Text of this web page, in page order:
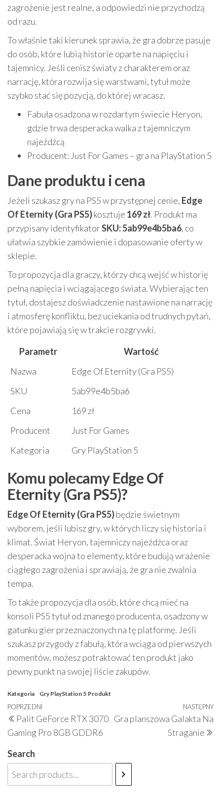
zagrożenie jest realne, a odpowiedzi nie przychodzą
od razu.
To właśnie taki kierunek sprawia, że gra dobrze pasuje
do osób, które lubią historie oparte na napięciu i
tajemnicy. Jeśli cenisz światy z charakterem oraz
narrację, która rozwija się warstwami, tytuł może
szybko stać się pozycją, do której wracasz.
Fabuła osadzona w rozdartym świecie Heryon,
gdzie trwa desperacka walka z tajemniczym
najeźdźcą
Producent: Just For Games – gra na PlayStation 5
Dane produktu i cena
Jeżeli szukasz gry na PS5 w przystępnej cenie, Edge
Of Eternity (Gra PS5)kosztuje 169 zł. Produkt ma
przypisany identyfikatorSKU: 5ab99e4b5ba6, co
ułatwia szybkie zamówienie i dopasowanie oferty w
sklepie.
To propozycja dla graczy, którzy chcą wejść w historię
pełną napięcia i wciągającego świata. Wybierając ten
tytuł, dostajesz doświadczenie nastawione na narrację
i atmosferę konfliktu, bez uciekania od trudnych pytań,
które pojawiają się w trakcie rozgrywki.
Parametr
Wartość
Nazwa
Edge Of Eternity (Gra PS5)
SKU
5ab99e4b5ba6
Cena
169 zł
Producent
Just For Games
Kategoria
Gry PlayStation 5
Komu polecamy Edge Of
Eternity (Gra PS5)?
Edge Of Eternity (Gra PS5)będzie świetnym
wyborem, jeśli lubisz gry, w których liczy się historia i
klimat. Świat Heryon, tajemniczy najeźdźca oraz
desperacka wojna to elementy, które budują wrażenie
ciągłego zagrożenia i sprawiają, że gra nie zwalnia
tempa.
To także propozycja dla osób, które chcą mieć na
konsoli PS5 tytuł od znanego producenta, osadzony w
gatunku gier przeznaczonych na tę platformę. Jeśli
szukasz przygody z fabułą, która wciąga od pierwszych
momentów, możesz potraktować ten produkt jako
pewny punkt na swojej liście zakupów.
Kategoria Gry PlayStation 5 Produkt
Nawigacja
wpisu
Poprzedni
wpis
POPRZEDNI
Palit GeForce RTX 3070
Gaming Pro 8GB GDDR6
NASTĘPNY
Gra planszowa Galakta Na
Straganie
Search